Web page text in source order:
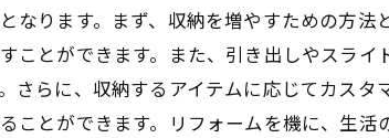
なります。まず、収納を増やすための方
ことができます。また、引き出しやスラ
さらに、収納するアイテムに応じてカス
ことができます。リフォームを機に、生